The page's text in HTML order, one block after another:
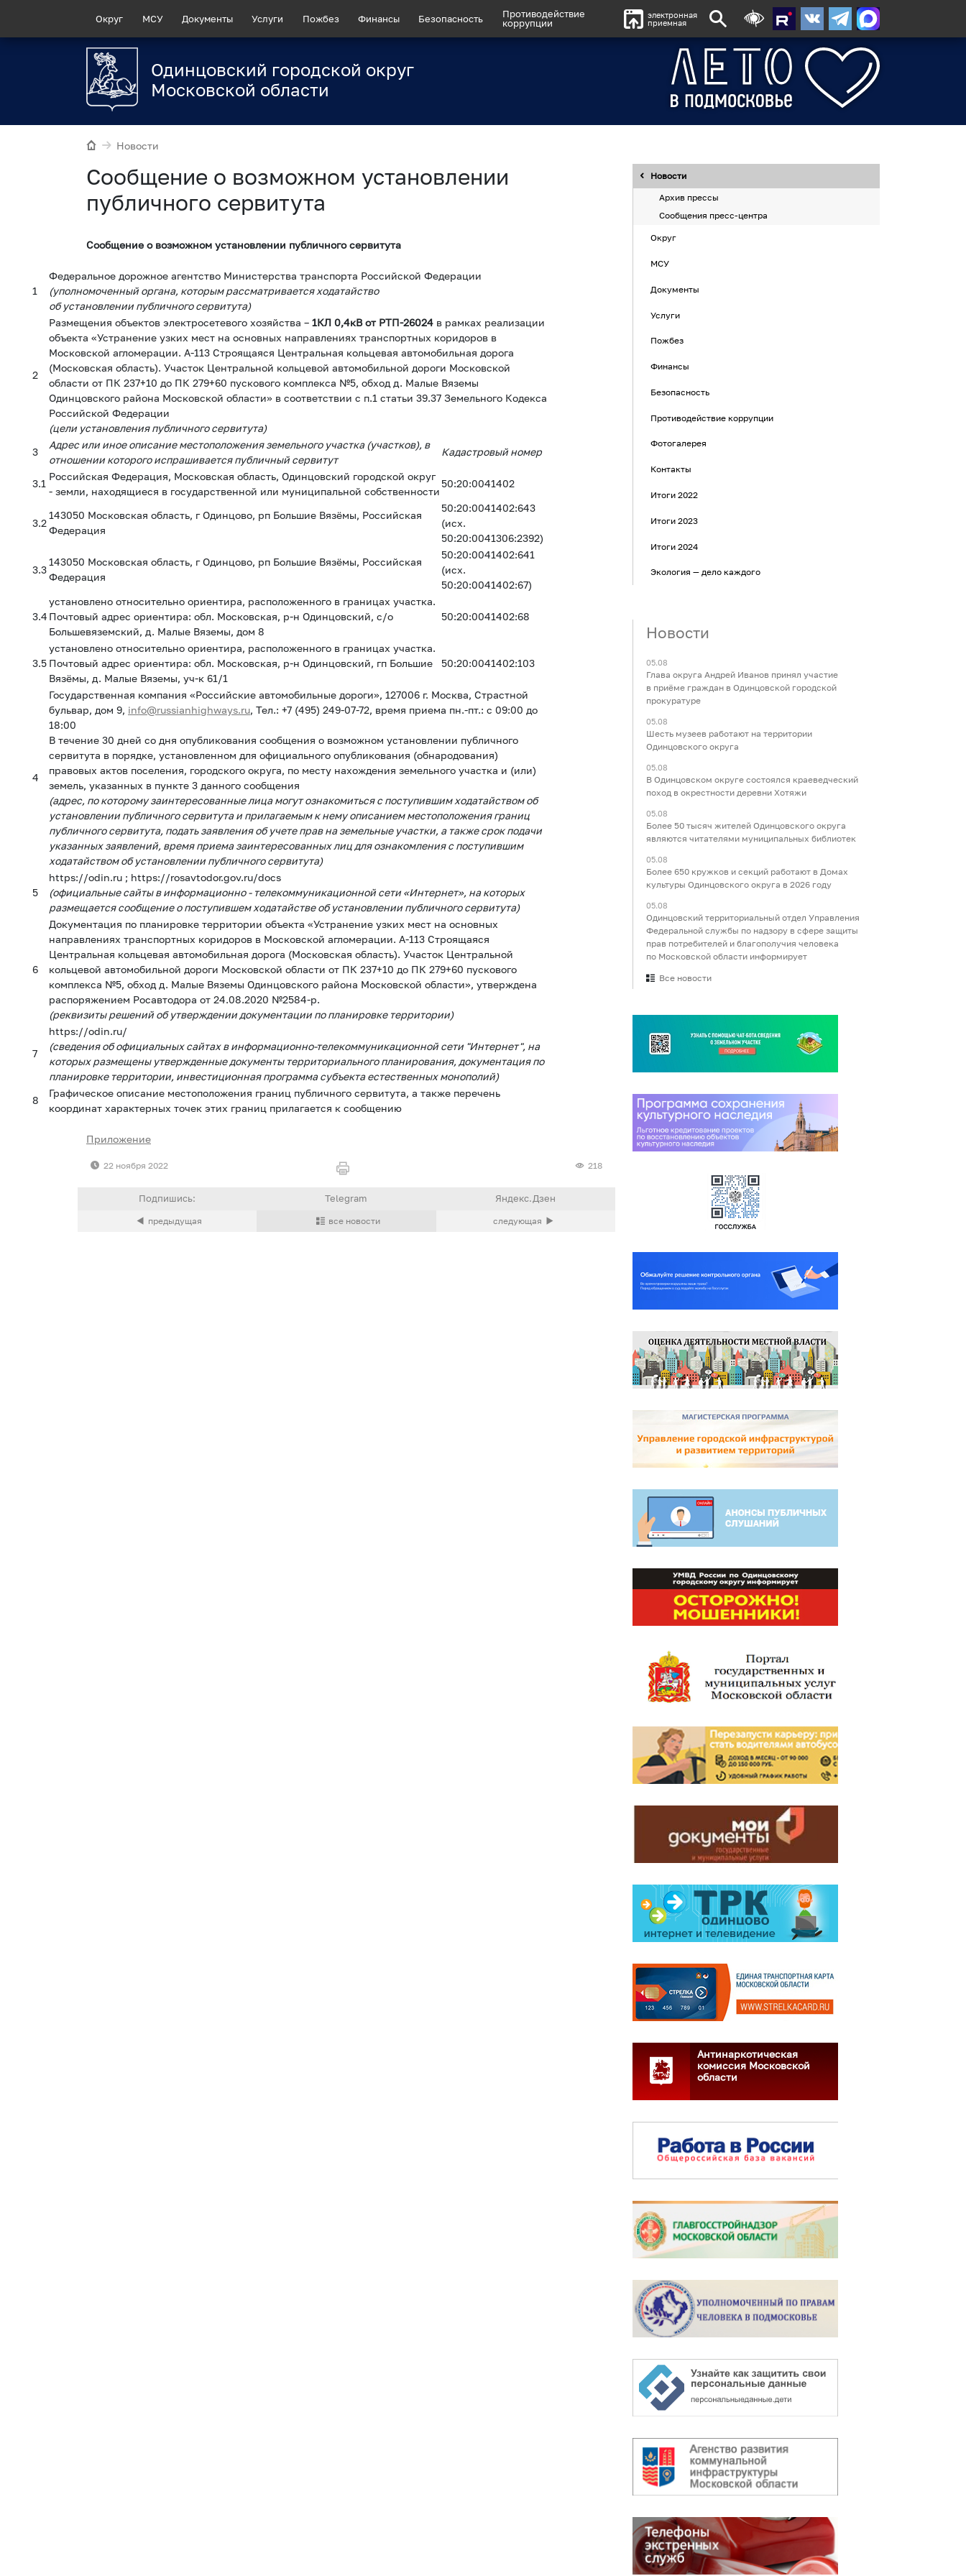
Округ МСУ Документы Услуги Пожбез Финансы Безопасность
Противодействие
коррупции
электронная
приемная
Одинцовский городской округ
Московской области
Новости
Сообщение о возможном установлении
публичного сервитута
Сообщение о возможном установлении публичного сервитута
1
Федеральное дорожное агентство Министерства транспорта Российской Федерации
(уполномоченный органа, которым рассматривается ходатайство
об установлении публичного сервитута)
2
Размещения объектов электросетевого хозяйства – 1КЛ 0,4кВ от РТП-26024 в рамках реализации
объекта «Устранение узких мест на основных направлениях транспортных коридоров в
Московской агломерации. А-113 Строящаяся Центральная кольцевая автомобильная дорога
(Московская область). Участок Центральной кольцевой автомобильной дороги Московской
области от ПК 237+10 до ПК 279+60 пускового комплекса №5, обход д. Малые Вяземы
Одинцовского района Московской области» в соответствии с п.1 статьи 39.37 Земельного Кодекса
Российской Федерации
(цели установления публичного сервитута)
3
Адрес или иное описание местоположения земельного участка (участков), в
отношении которого испрашивается публичный сервитут
Кадастровый номер
3.1
Российская Федерация, Московская область, Одинцовский городской округ
- земли, находящиеся в государственной или муниципальной собственности
50:20:0041402
3.2
143050 Московская область, г Одинцово, рп Большие Вязёмы, Российская
Федерация
50:20:0041402:643
(исх.
50:20:0041306:2392)
3.3
143050 Московская область, г Одинцово, рп Большие Вязёмы, Российская
Федерация
50:20:0041402:641
(исх.
50:20:0041402:67)
3.4
установлено относительно ориентира, расположенного в границах участка.
Почтовый адрес ориентира: обл. Московская, р-н Одинцовский, с/о
Большевяземский, д. Малые Вяземы, дом 8
50:20:0041402:68
3.5
установлено относительно ориентира, расположенного в границах участка.
Почтовый адрес ориентира: обл. Московская, р-н Одинцовский, гп Большие
Вязёмы, д. Малые Вяземы, уч-к 61/1
50:20:0041402:103
4
Государственная компания «Российские автомобильные дороги», 127006 г. Москва, Страстной
бульвар, дом 9, info@russianhighways.ru, Тел.: +7 (495) 249-07-72, время приема пн.-пт.: с 09:00 до
18:00
В течение 30 дней со дня опубликования сообщения о возможном установлении публичного
сервитута в порядке, установленном для официального опубликования (обнародования)
правовых актов поселения, городского округа, по месту нахождения земельного участка и (или)
земель, указанных в пункте 3 данного сообщения
(адрес, по которому заинтересованные лица могут ознакомиться с поступившим ходатайством об
установлении публичного сервитута и прилагаемым к нему описанием местоположения границ
публичного сервитута, подать заявления об учете прав на земельные участки, а также срок подачи
указанных заявлений, время приема заинтересованных лиц для ознакомления с поступившим
ходатайством об установлении публичного сервитута)
5
https://odin.ru ; https://rosavtodor.gov.ru/docs
(официальные сайты в информационно - телекоммуникационной сети «Интернет», на которых
размещается сообщение о поступившем ходатайстве об установлении публичного сервитута)
6
Документация по планировке территории объекта «Устранение узких мест на основных
направлениях транспортных коридоров в Московской агломерации. А-113 Строящаяся
Центральная кольцевая автомобильная дорога (Московская область). Участок Центральной
кольцевой автомобильной дороги Московской области от ПК 237+10 до ПК 279+60 пускового
комплекса №5, обход д. Малые Вяземы Одинцовского района Московской области», утверждена
распоряжением Росавтодора от 24.08.2020 №2584-р.
(реквизиты решений об утверждении документации по планировке территории)
7
https://odin.ru/
(сведения об официальных сайтах в информационно-телекоммуникационной сети "Интернет", на
которых размещены утвержденные документы территориального планирования, документация по
планировке территории, инвестиционная программа субъекта естественных монополий)
8
Графическое описание местоположения границ публичного сервитута, а также перечень
координат характерных точек этих границ прилагается к сообщению
Приложение
22 ноября 2022 218
Новости
Архив прессы
Сообщения пресс-центра
Округ
МСУ
Документы
Услуги
Пожбез
Финансы
Безопасность
Противодействие коррупции
Фотогалерея
Контакты
Итоги 2022
Итоги 2023
Итоги 2024
Экология — дело каждого
Новости
05.08
Глава округа Андрей Иванов принял участие
в приёме граждан в Одинцовской городской
прокуратуре
05.08
Шесть музеев работают на территории
Одинцовского округа
05.08
В Одинцовском округе состоялся краеведческий
поход в окрестности деревни Хотяжи
05.08
Более 50 тысяч жителей Одинцовского округа
являются читателями муниципальных библиотек
05.08
Более 650 кружков и секций работают в Домах
культуры Одинцовского округа в 2026 году
05.08
Одинцовский территориальный отдел Управления
Федеральной службы по надзору в сфере защиты
прав потребителей и благополучия человека
по Московской области информирует
Все новости
Антинаркотическая
комиссия Московской
области